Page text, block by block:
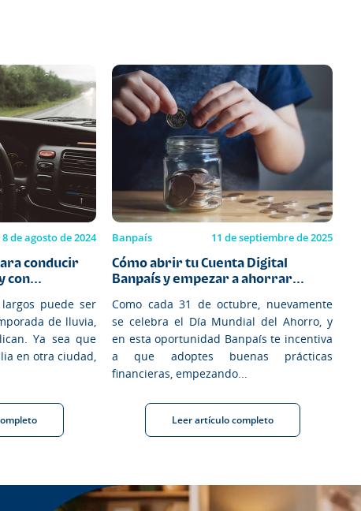
8 de agosto de 2024
conducir
con...
puede ser
de lluvia,
Ya sea que
en otra ciudad,
Banpaís 11 de septiembre de 2025
Cómo abrir tu Cuenta Digital
Banpaís y empezar a ahorrar...
Como cada 31 de octubre, nuevamente
se celebra el Día Mundial del Ahorro, y
en esta oportunidad Banpaís te incentiva
a que adoptes buenas prácticas
financieras, empezando...
Leer artículo completo